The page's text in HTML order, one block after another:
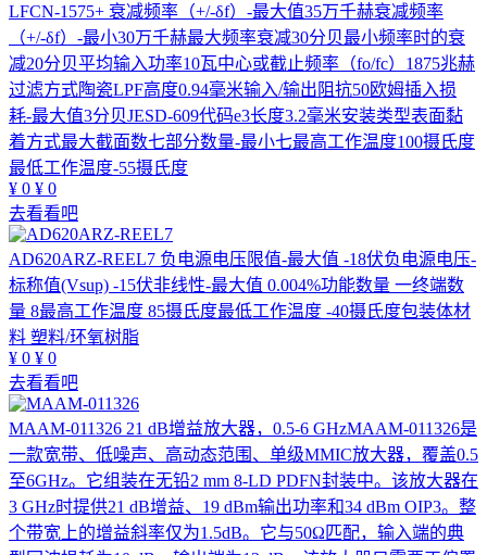
LFCN-1575+ 衰减频率（+/-δf）-最大值35万千赫衰减频率
（+/-δf）-最小30万千赫最大频率衰减30分贝最小频率时的衰
减20分贝平均输入功率10瓦中心或截止频率（fo/fc）1875兆赫
过滤方式陶瓷LPF高度0.94毫米输入/输出阻抗50欧姆插入损
耗-最大值3分贝JESD-609代码e3长度3.2毫米安装类型表面黏
着方式最大截面数七部分数量-最小七最高工作温度100摄氏度
最低工作温度-55摄氏度
¥ 0 ¥ 0
去看看吧
AD620ARZ-REEL7 负电源电压限值-最大值 -18伏负电源电压-
标称值(Vsup) -15伏非线性-最大值 0.004%功能数量 一终端数
量 8最高工作温度 85摄氏度最低工作温度 -40摄氏度包装体材
料 塑料/环氧树脂
¥ 0 ¥ 0
去看看吧
MAAM-011326 21 dB增益放大器，0.5-6 GHzMAAM-011326是
一款宽带、低噪声、高动态范围、单级MMIC放大器，覆盖0.5
至6GHz。它组装在无铅2 mm 8-LD PDFN封装中。该放大器在
3 GHz时提供21 dB增益、19 dBm输出功率和34 dBm OIP3。整
个带宽上的增益斜率仅为1.5dB。它与50Ω匹配，输入端的典